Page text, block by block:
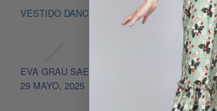
VESTIDO DANCER MINT
EVA GRAU SAENZ
29 MAYO, 2025